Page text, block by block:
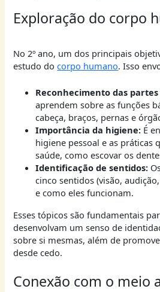
Exploração do corpo
No 2º ano, um dos principais
estudo docorpo humano. Isso
Reconhecimento das
aprendem sobre as funções
cabeça, braços, pernas e
Importância da higiene:É
higiene pessoal e as práticas
saúde, como escovar os
Identificação de sentidos:
cinco sentidos (visão,
e como eles funcionam.
Esses tópicos são fundamentais
desenvolvam um senso de
sobre si mesmas, além de
desde cedo.
Conexão com o meio